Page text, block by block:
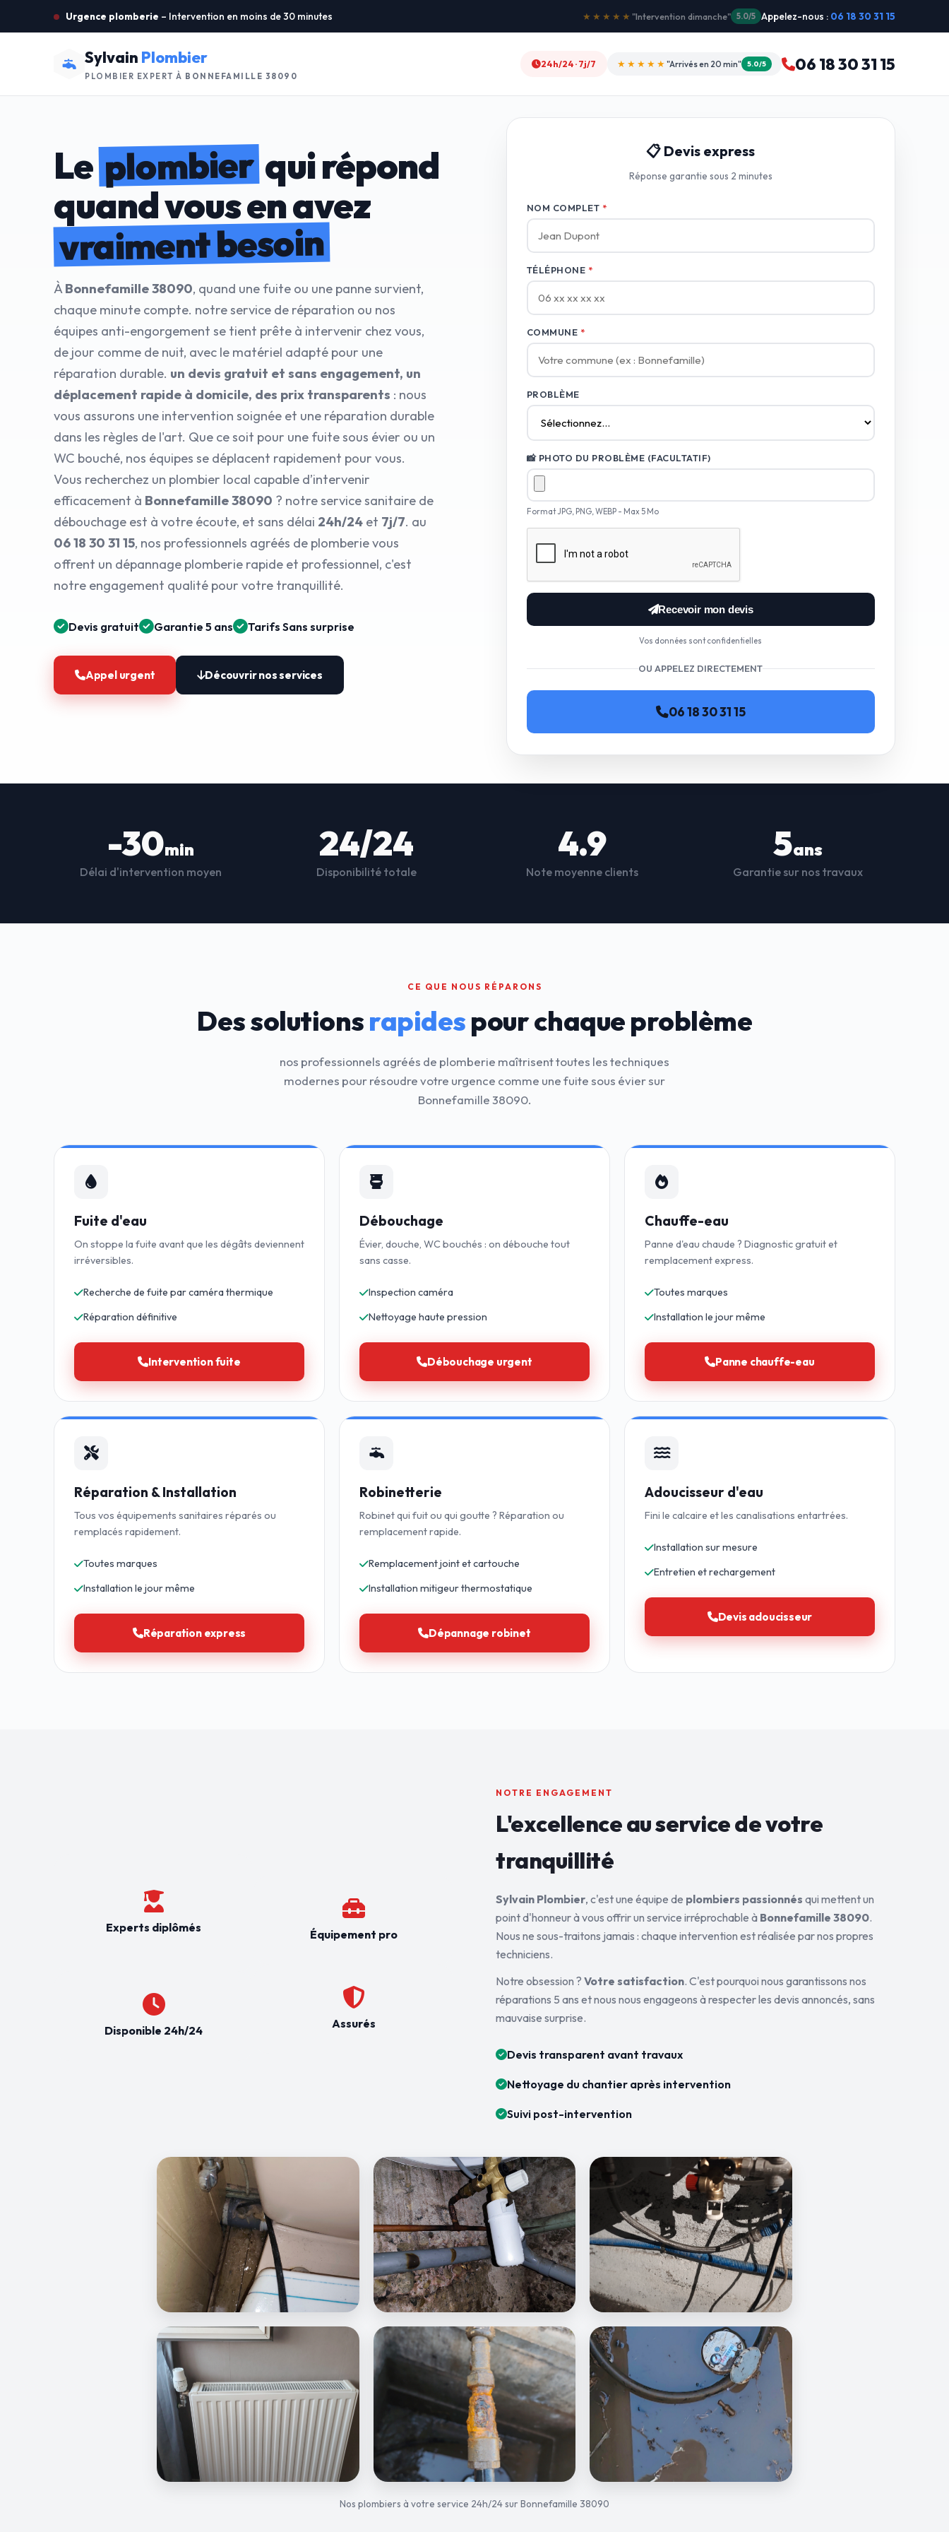
Urgence plomberie – Intervention en moins de 30 minutes ★★★★★"Je recommande !" 4.9/5 Appelez-nous : 06 18 30 31 15
Sylvain Plombier
PLOMBIER EXPERT À BONNEFAMILLE 38090
24h/24 · 7j/7 ★★★★☆"Devis gratuit" 4.8/5 06 18 30 31 15
Leplombierqui répond
quand vous en avez
vraiment besoin
ÀBonnefamille 38090, quand une fuite ou une panne survient,
chaque minute compte. notre service de réparation ou nos
équipes anti-engorgement se tient prête à intervenir chez vous,
de jour comme de nuit, avec le matériel adapté pour une
réparation durable. un devis gratuit et sans engagement, un
déplacement rapide à domicile, des prix transparents : nous
vous assurons une intervention soignée et une réparation durable
dans les règles de l'art. Que ce soit pour une fuite sous évier ou un
WC bouché, nos équipes se déplacent rapidement pour vous.
Vous recherchez un plombier local capable d’intervenir
efficacement à Bonnefamille 38090 ? notre service sanitaire de
débouchage est à votre écoute, et sans délai 24h/24 et 7j/7. au
06 18 30 31 15, nos professionnels agréés de plomberie vous
offrent un dépannage plomberie rapide et professionnel, c'est
notre engagement qualité pour votre tranquillité.
Devis gratuit Garantie 5 ans Tarifs Sans surprise
Appel urgent Découvrir nos services
📋 Devis express
Réponse garantie sous 2 minutes
NOM COMPLET *
TÉLÉPHONE *
COMMUNE *
PROBLÈME
📸 PHOTO DU PROBLÈME (FACULTATIF)
Format JPG, PNG, WEBP - Max 5 Mo
Recevoir mon devis
Vos données sont confidentielles
OU APPELEZ DIRECTEMENT
06 18 30 31 15
-30min
Délai d'intervention moyen
24/24
Disponibilité totale
4.9
Note moyenne clients
5ans
Garantie sur nos travaux
CE QUE NOUS RÉPARONS
Des solutionsrapidespour chaque problème
nos professionnels agréés de plomberie maîtrisent toutes les techniques
modernes pour résoudre votre urgence comme une fuite sous évier sur
Bonnefamille 38090.
Fuite d'eau
On stoppe la fuite avant que les dégâts deviennent
irréversibles.
Recherche de fuite par caméra thermique
Réparation définitive
Intervention fuite
Débouchage
Évier, douche, WC bouchés : on débouche tout
sans casse.
Inspection caméra
Nettoyage haute pression
Débouchage urgent
Chauffe-eau
Panne d'eau chaude ? Diagnostic gratuit et
remplacement express.
Toutes marques
Installation le jour même
Panne chauffe-eau
Réparation & Installation
Tous vos équipements sanitaires réparés ou
remplacés rapidement.
Toutes marques
Installation le jour même
Réparation express
Robinetterie
Robinet qui fuit ou qui goutte ? Réparation ou
remplacement rapide.
Remplacement joint et cartouche
Installation mitigeur thermostatique
Dépannage robinet
Adoucisseur d'eau
Fini le calcaire et les canalisations entartrées.
Installation sur mesure
Entretien et rechargement
Devis adoucisseur
Experts diplômés
Disponible 24h/24
Équipement pro
Assurés
NOTRE ENGAGEMENT
L'excellence au service devotre
tranquillité
Sylvain Plombier, c'est une équipe de plombiers passionnés qui mettent un
point d'honneur à vous offrir un service irréprochable à Bonnefamille 38090.
Nous ne sous-traitons jamais : chaque intervention est réalisée par nos propres
techniciens.
Notre obsession ? Votre satisfaction. C'est pourquoi nous garantissons nos
réparations 5 ans et nous nous engageons à respecter les devis annoncés, sans
mauvaise surprise.
Devis transparent avant travaux
Nettoyage du chantier après intervention
Suivi post-intervention
Nos plombiers à votre service 24h/24 sur Bonnefamille 38090